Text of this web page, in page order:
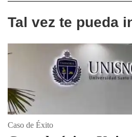
Tal vez te pueda
Caso de Éxito